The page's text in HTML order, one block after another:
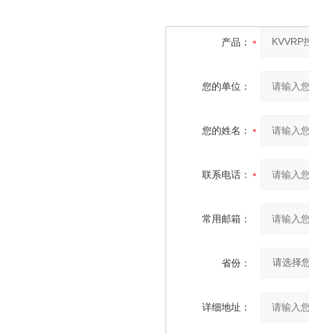
产品：
您的单位：
您的姓名：
联系电话：
常用邮箱：
省份：
详细地址：